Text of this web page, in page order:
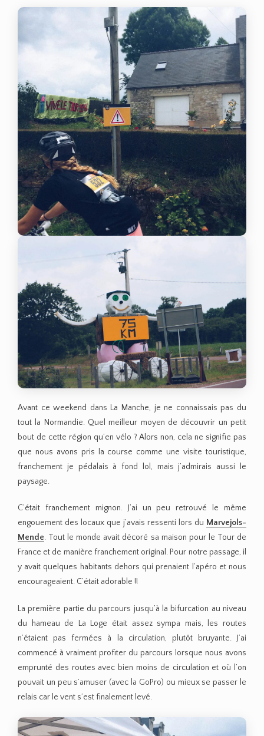
Avant ce weekend dans La Manche, je ne connaissais pas du
tout la Normandie. Quel meilleur moyen de découvrir un petit
bout de cette région qu’en vélo ? Alors non, cela ne signifie pas
que nous avons pris la course comme une visite touristique,
franchement je pédalais à fond lol, mais j’admirais aussi le
paysage.
C’était franchement mignon. J’ai un peu retrouvé le même
engouement des locaux que j’avais ressenti lors du Marvejols-
Mende. Tout le monde avait décoré sa maison pour le Tour de
France et de manière franchement original. Pour notre passage, il
y avait quelques habitants dehors qui prenaient l’apéro et nous
encourageaient. C’était adorable !!
La première partie du parcours jusqu’à la bifurcation au niveau
du hameau de La Loge était assez sympa mais, les routes
n’étaient pas fermées à la circulation, plutôt bruyante. J’ai
commencé à vraiment profiter du parcours lorsque nous avons
emprunté des routes avec bien moins de circulation et où l’on
pouvait un peu s’amuser (avec la GoPro) ou mieux se passer le
relais car le vent s’est finalement levé.